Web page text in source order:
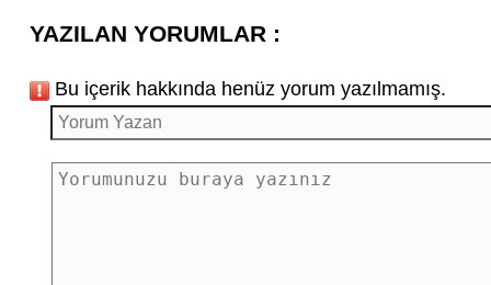
YAZILAN YORUMLAR :
Bu içerik hakkında henüz yorum yazılmamış.